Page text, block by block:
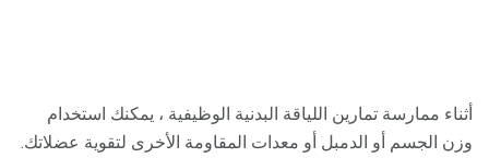
أثناء ممارسة تمارين اللياقة البدنية الوظيفية ، يمكنك استخدام
وزن الجسم أو الدمبل أو معدات المقاومة الأخرى لتقوية عضلاتك.